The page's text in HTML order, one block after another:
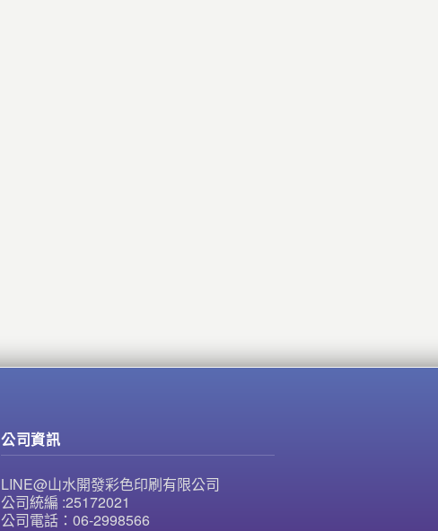
公司資訊
LINE@山水開發彩色印刷有限公司
公司統編 :25172021
公司電話：06-2998566